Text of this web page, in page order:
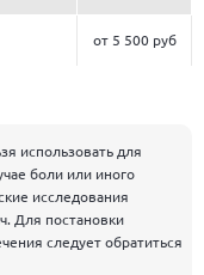
от 5 500 руб
использовать для
боли или иного
исследования
Для постановки
следует обратиться